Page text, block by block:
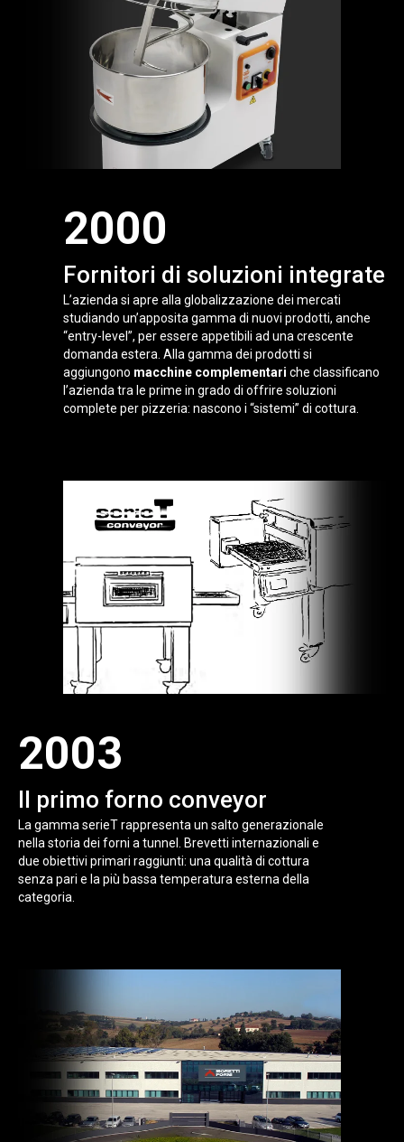
2000
Fornitori di soluzioni integrate
L’azienda si apre alla globalizzazione dei mercati
studiando un’apposita gamma di nuovi prodotti, anche
“entry-level”, per essere appetibili ad una crescente
domanda estera. Alla gamma dei prodotti si
aggiungono macchine complementari che classificano
l’azienda tra le prime in grado di offrire soluzioni
complete per pizzeria: nascono i “sistemi” di cottura.
2003
Il primo forno conveyor
La gamma serieT rappresenta un salto generazionale
nella storia dei forni a tunnel. Brevetti internazionali e
due obiettivi primari raggiunti: una qualità di cottura
senza pari e la più bassa temperatura esterna della
categoria.